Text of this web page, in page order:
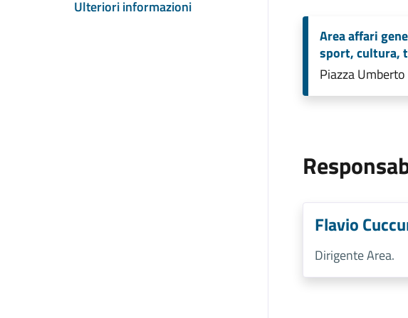
Ulteriori informazioni
Area affari
sport, cultura,
Piazza
Flavio
Dirigente Area.